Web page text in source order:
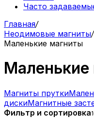
Часто
Главная/
Неодимовые магниты/
Маленькие магниты
Маленькие
Магниты прутки
дискиМагнитные
Фильтр и сортировка